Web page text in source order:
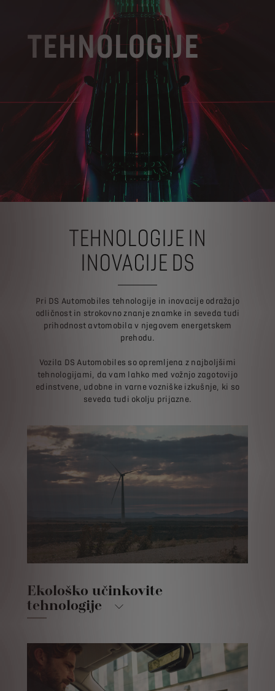
TEHNOLOGIJE
TEHNOLOGIJE IN
INOVACIJE DS
Pri DS Automobiles tehnologije in inovacije odražajo
odličnost in strokovno znanje znamke in seveda tudi
prihodnost avtomobila v njegovem energetskem
prehodu.
Vozila DS Automobiles so opremljena z najboljšimi
tehnologijami, da vam lahko med vožnjo zagotovijo
edinstvene, udobne in varne vozniške izkušnje, ki so
seveda tudi okolju prijazne.
Ekološko učinkovite
tehnologije